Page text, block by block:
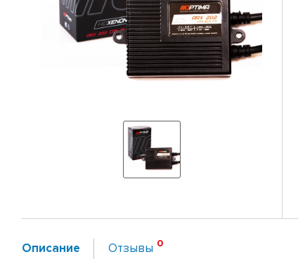
Описание Отзывы